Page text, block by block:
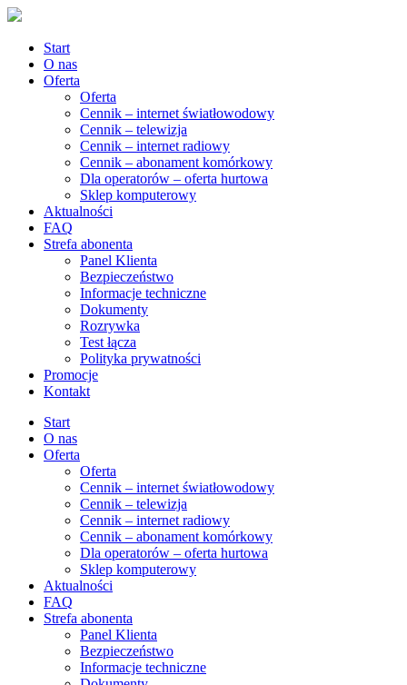
Start
O nas
Oferta
Oferta
Cennik – internet światłowodowy
Cennik – telewizja
Cennik – internet radiowy
Cennik – abonament komórkowy
Dla operatorów – oferta hurtowa
Sklep komputerowy
Aktualności
FAQ
Strefa abonenta
Panel Klienta
Bezpieczeństwo
Informacje techniczne
Dokumenty
Rozrywka
Test łącza
Polityka prywatności
Promocje
Kontakt
Start
O nas
Oferta
Oferta
Cennik – internet światłowodowy
Cennik – telewizja
Cennik – internet radiowy
Cennik – abonament komórkowy
Dla operatorów – oferta hurtowa
Sklep komputerowy
Aktualności
FAQ
Strefa abonenta
Panel Klienta
Bezpieczeństwo
Informacje techniczne